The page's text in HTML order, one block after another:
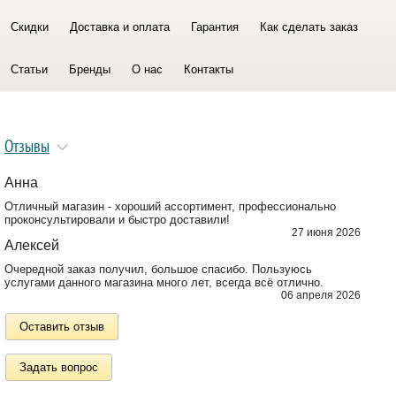
Скидки Доставка и оплата Гарантия Как сделать заказ
Статьи Бренды О нас Контакты
Отзывы
Анна
Отличный магазин - хороший ассортимент, профессионально
проконсультировали и быстро доставили!
27 июня 2026
Алексей
Очередной заказ получил, большое спасибо. Пользуюсь
услугами данного магазина много лет, всегда всё отлично.
06 апреля 2026
Оставить отзыв
Задать вопрос